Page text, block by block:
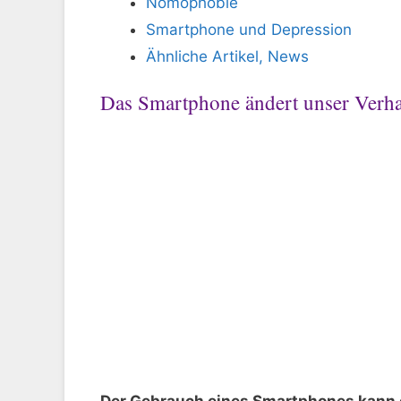
Smartphone und Depression
Ähnliche Artikel, News
Das Smartphone ändert unser